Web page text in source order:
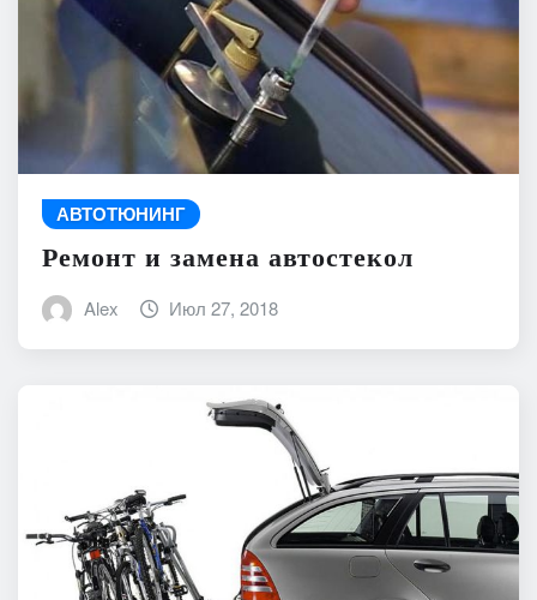
АВТОТЮНИНГ
Ремонт и замена автостекол
Alex Июл 27, 2018